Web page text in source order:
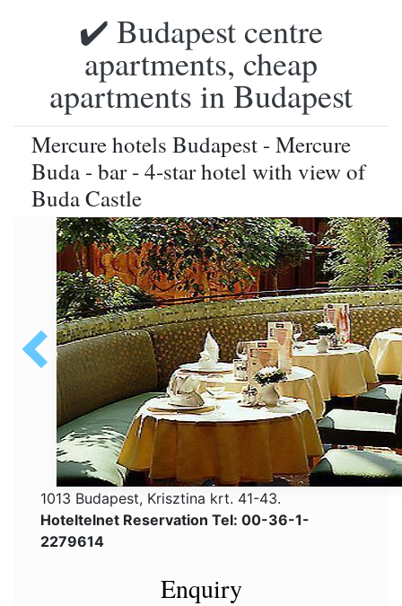
✔️ Budapest centre
apartments, cheap
apartments in Budapest
Mercure hotels Budapest - Mercure
Buda - bar - 4-star hotel with view of
Buda Castle
1013 Budapest, Krisztina krt. 41-43.
Hoteltelnet Reservation Tel: 00-36-1-
2279614
Enquiry